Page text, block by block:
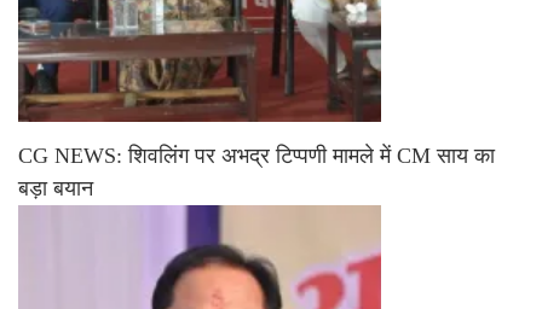
CG NEWS: शिवलिंग पर अभद्र टिप्पणी मामले में CM साय का
बड़ा बयान